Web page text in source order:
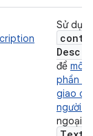
Sử
để mô
phần
giao
người
ngoại